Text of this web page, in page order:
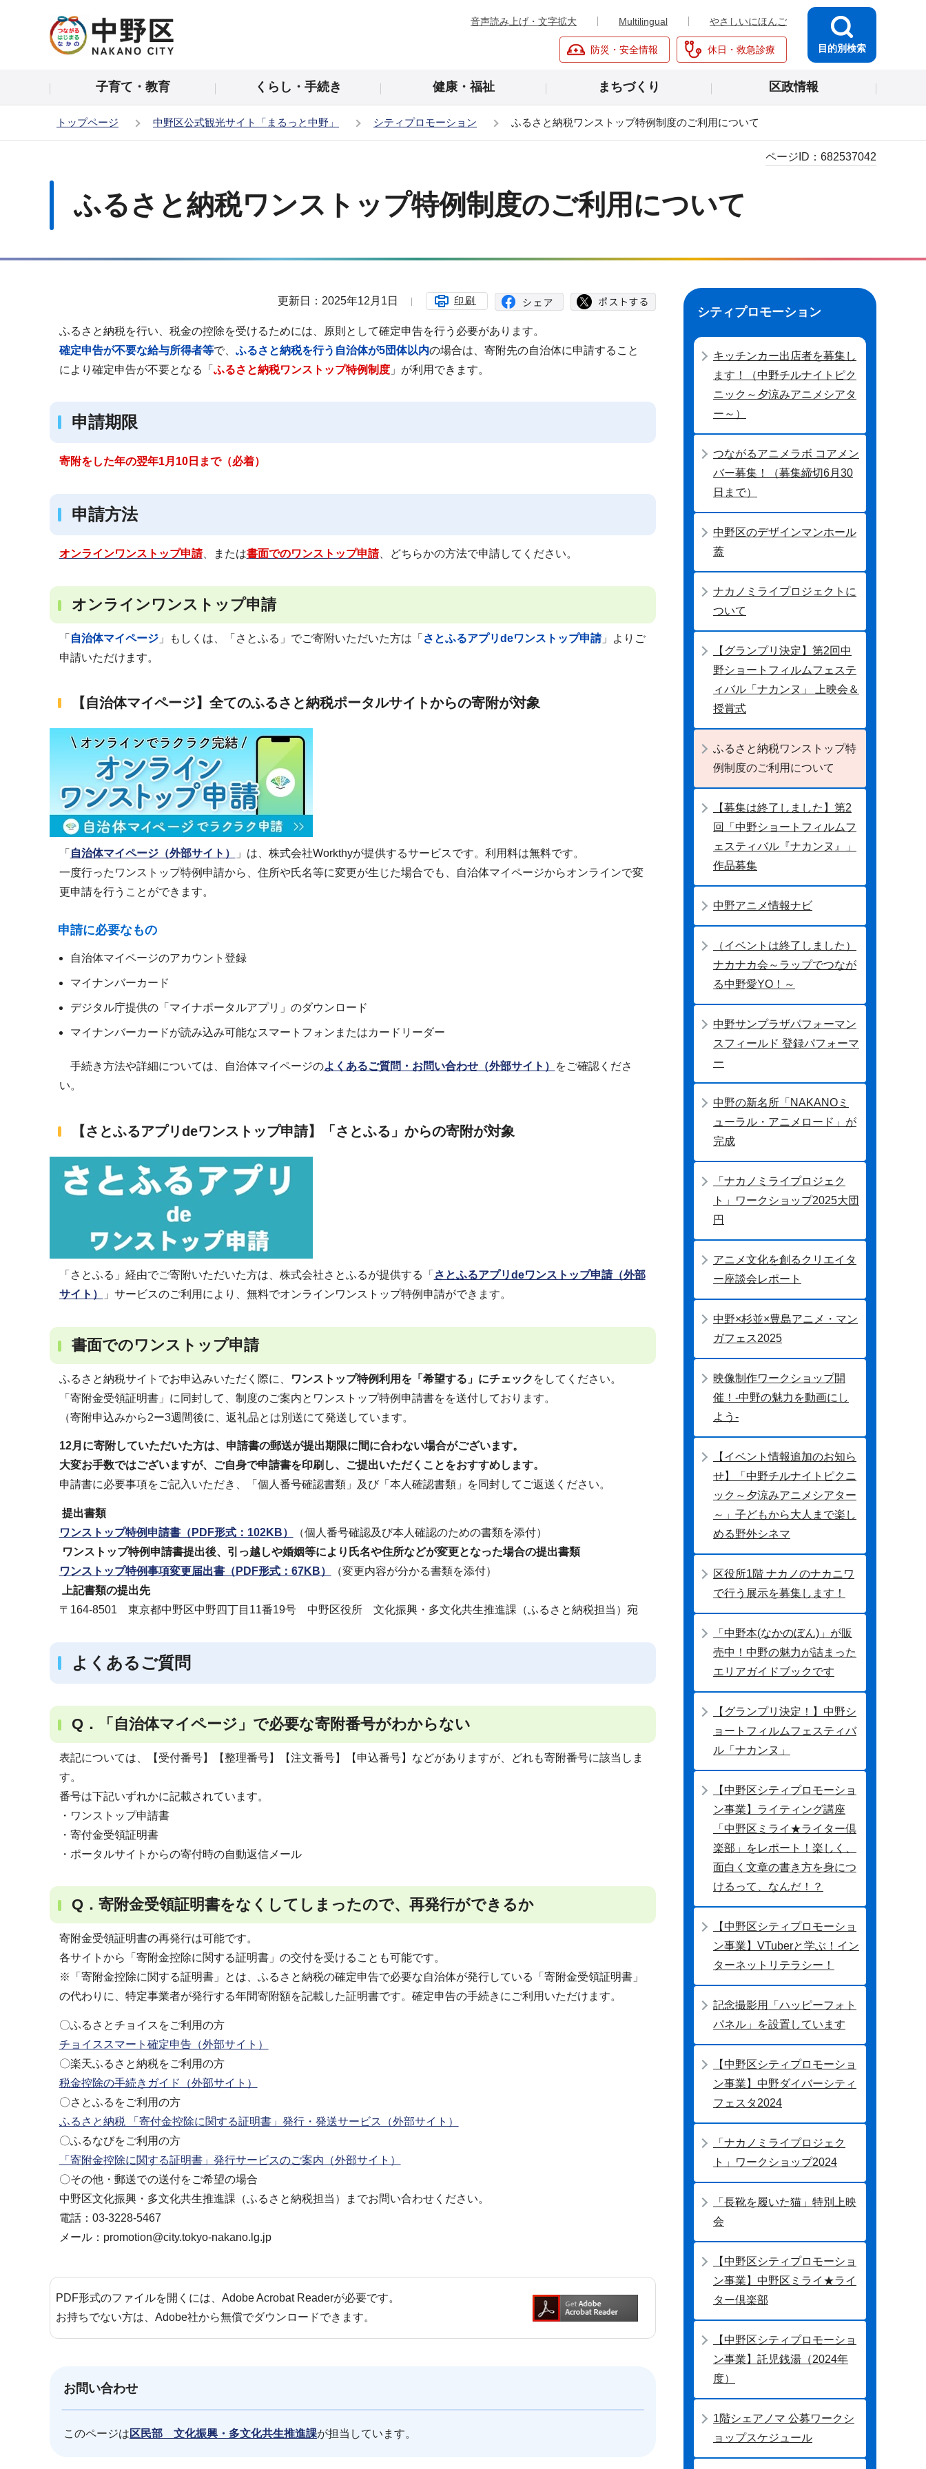
の
頭
音声読み上げ・文字拡大 Multilingual やさしいにほんご
防災・安全情報 休日・救急診療 目的別検索
子育て・教育 くらし・手続き 健康・福祉 まちづくり 区政情報
トップページ 中野区公式観光サイト「まるっと中野」 シティプロモーション ふるさと納税ワンストップ特例制度のご利用について
ふるさと納税ワンストップ特例制度のご利用について
ページID： 682537042
更新日：2025年12月1日 印刷
ふるさと納税を行い、税金の控除を受けるためには、原則として確定申告を行う必要があります。
確定申告が不要な給与所得者等で、 ふるさと納税を行う自治体が5団体以内の場合は、寄附先の自治体に申請すること
により確定申告が不要となる「 ふるさと納税ワンストップ特例制度」が利用できます。
申請期限
寄附をした年の翌年1月10日まで（必着）
申請方法
オンラインワンストップ申請、または書面でのワンストップ申請、どちらかの方法で申請してください。
オンラインワンストップ申請
「 自治体マイページ」もしくは、「さとふる」でご寄附いただいた方は「 さとふるアプリdeワンストップ申請」よりご
申請いただけます。
【自治体マイページ】 全てのふるさと納税ポータルサイトからの寄附が対象
「 自治体マイページ（外部サイト）
」は、株式会社Workthyが提供するサービスです。利用料は無料です。
一度行ったワンストップ特例申請から、住所や氏名等に変更が生じた場合でも、自治体マイページからオンラインで変
更申請を行うことができます。
申請に必要なもの
自治体マイページのアカウント登録
マイナンバーカード
デジタル庁提供の「マイナポータルアプリ」のダウンロード
マイナンバーカードが読み込み可能なスマートフォンまたはカードリーダー
手続き方法や詳細については、自治体マイページのよくあるご質問・お問い合わせ（外部サイト）
をご確認くださ
い。
【さとふるアプリdeワンストップ申請】 「さとふる」からの寄附が対象
「さとふる」経由でご寄附いただいた方は、株式会社さとふるが提供する「 さとふるアプリdeワンストップ申請（外部
サイト）
」サービスのご利用により、無料でオンラインワンストップ特例申請ができます。
書面でのワンストップ申請
ふるさと納税サイトでお申込みいただく際に、 ワンストップ特例利用を「希望する」にチェック をしてください。
「寄附金受領証明書」に同封して、制度のご案内とワンストップ特例申請書をを送付しております。
（寄附申込みから2ー3週間後に、返礼品とは別送にて発送しています。
12月に寄附していただいた方は、申請書の郵送が提出期限に間に合わない場合がございます。
大変お手数ではございますが、ご自身で申請書を印刷し、ご提出いただくことをおすすめします。
申請書に必要事項をご記入いただき、「個人番号確認書類」及び「本人確認書類」を同封してご返送ください。
提出書類
ワンストップ特例申請書（PDF形式：102KB）
（個人番号確認及び本人確認のための書類を添付）
ワンストップ特例申請書提出後、引っ越しや婚姻等により氏名や住所などが変更となった場合の提出書類
ワンストップ特例事項変更届出書（PDF形式：67KB）
（変更内容が分かる書類を添付）
上記書類の提出先
〒164-8501 東京都中野区中野四丁目11番19号 中野区役所 文化振興・多文化共生推進課（ふるさと納税担当）宛
よくあるご質問
Q．「自治体マイページ」で必要な寄附番号がわからない
表記については、【受付番号】【整理番号】【注文番号】【申込番号】などがありますが、どれも寄附番号に該当しま
す。
番号は下記いずれかに記載されています。
・ワンストップ申請書
・寄付金受領証明書
・ポータルサイトからの寄付時の自動返信メール
Q．寄附金受領証明書をなくしてしまったので、再発行ができるか
寄附金受領証明書の再発行は可能です。
各サイトから「寄附金控除に関する証明書」の交付を受けることも可能です。
※「寄附金控除に関する証明書」とは、ふるさと納税の確定申告で必要な自治体が発行している「寄附金受領証明書」
の代わりに、特定事業者が発行する年間寄附額を記載した証明書です。確定申告の手続きにご利用いただけます。
〇ふるさとチョイスをご利用の方
チョイススマート確定申告（外部サイト）
〇楽天ふるさと納税をご利用の方
税金控除の手続きガイド（外部サイト）
〇さとふるをご利用の方
ふるさと納税 「寄付金控除に関する証明書」発行・発送サービス（外部サイト）
〇ふるなびをご利用の方
「寄附金控除に関する証明書」発行サービスのご案内（外部サイト）
〇その他・郵送での送付をご希望の場合
中野区文化振興・多文化共生推進課（ふるさと納税担当）までお問い合わせください。
電話：03-3228-5467
メール：promotion@city.tokyo-nakano.lg.jp
PDF形式のファイルを開くには、Adobe Acrobat Readerが必要です。
お持ちでない方は、Adobe社から無償でダウンロードできます。
お問い合わせ
このページは 区民部 文化振興・多文化共生推進課が担当しています。
ナ
ビ
ゲ
シ
ョ
か
シティプロモーション
キッチンカー出店者を募集し
ます！（中野チルナイトピク
ニック～夕涼みアニメシアタ
ー～）
つながるアニメラボ コアメン
バー募集！（募集締切6月30
日まで）
中野区のデザインマンホール
蓋
ナカノミライプロジェクトに
ついて
【グランプリ決定】第2回中
野ショートフィルムフェステ
ィバル「ナカンヌ」 上映会＆
授賞式
ふるさと納税ワンストップ特
例制度のご利用について
【募集は終了しました】第2
回「中野ショートフィルムフ
ェスティバル『ナカンヌ』」
作品募集
中野アニメ情報ナビ
（イベントは終了しました）
ナカナカ会～ラップでつなが
る中野愛YO！～
中野サンプラザパフォーマン
スフィールド 登録パフォーマ
ー
中野の新名所「NAKANOミ
ューラル・アニメロード」が
完成
「ナカノミライプロジェク
ト」ワークショップ2025大団
円
アニメ文化を創るクリエイタ
ー座談会レポート
中野×杉並×豊島アニメ・マン
ガフェス2025
映像制作ワークショップ開
催！-中野の魅力を動画にし
よう-
【イベント情報追加のお知ら
せ】「中野チルナイトピクニ
ック～夕涼みアニメシアター
～」子どもから大人まで楽し
める野外シネマ
区役所1階 ナカノのナカニワ
で行う展示を募集します！
「中野本(なかのぼん)」が販
売中！中野の魅力が詰まった
エリアガイドブックです
【グランプリ決定！】中野シ
ョートフィルムフェスティバ
ル「ナカンヌ」
【中野区シティプロモーショ
ン事業】ライティング講座
「中野区ミライ★ライター倶
楽部」をレポート！楽しく、
面白く文章の書き方を身につ
けるって、なんだ！？
【中野区シティプロモーショ
ン事業】VTuberと学ぶ！イン
ターネットリテラシー！
記念撮影用「ハッピーフォト
パネル」を設置しています
【中野区シティプロモーショ
ン事業】中野ダイバーシティ
フェスタ2024
「ナカノミライプロジェク
ト」ワークショップ2024
「長靴を履いた猫」特別上映
会
【中野区シティプロモーショ
ン事業】中野区ミライ★ライ
ター倶楽部
【中野区シティプロモーショ
ン事業】託児銭湯（2024年
度）
1階シェアノマ 公募ワークシ
ョップスケジュール